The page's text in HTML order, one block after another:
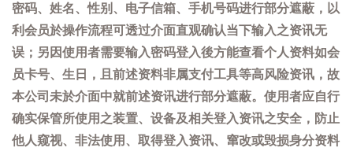
密码、姓名、性别、电子信箱、手机号码进行部分遮蔽，以
利会员於操作流程可透过介面直观确认当下输入之资讯无
误；另因使用者需要输入密码登入後方能查看个人资料如会
员卡号、生日，且前述资料非属支付工具等高风险资讯，故
本公司未於介面中就前述资讯进行部分遮蔽。使用者应自行
确实保管所使用之装置、设备及相关登入资讯之安全，防止
他人窥视、非法使用、取得登入资讯、窜改或毁损身分资料